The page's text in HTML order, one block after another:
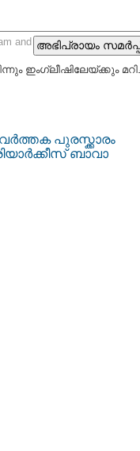
and
ഇംഗ്ലീഷിലേയ്ക്കും
പുരസ്ക്കാരം
ബാവാ